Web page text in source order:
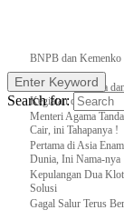
BNPB dan Kemenko
Raker Kemenpora
Kegiatan dan
Menteri Agama
Cair, ini Tahapanya !
Pertama di Asia
Dunia, Ini Nama-nya
Kepulangan Dua
Solusi
Gagal Salur Terus
Enter Keyword
Search for: